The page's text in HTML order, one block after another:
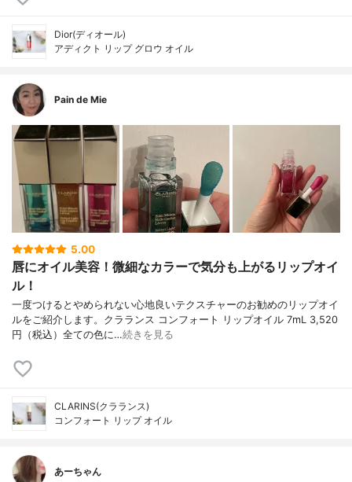
Dior(ディオール)
アディクト リップ グロウ オイル
Pain de Mie
5.00
唇にオイル美容！微細なカラーで気分も上がるリップオイ
ル！
一度つけるとやめられない心地良いテクスチャーのお勧めのリップオイ
ルをご紹介します。クラランス コンフォート リップオイル 7mL 3,520
円（税込）全ての色に…続きを見る
CLARINS(クラランス)
コンフォート リップ オイル
あーちゃん